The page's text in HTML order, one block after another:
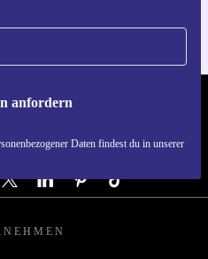
anfordern
Daten findest du in unserer
- RETHINK NEW.
UNS